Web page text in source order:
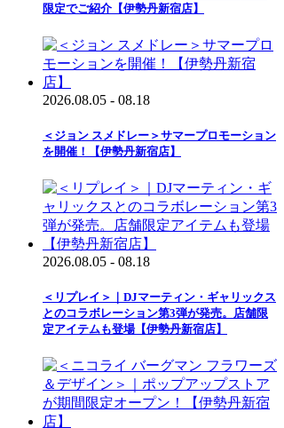
限定でご紹介【伊勢丹新宿店】
2026.08.05 - 08.18
＜ジョン スメドレー＞サマープロモーション
を開催！【伊勢丹新宿店】
2026.08.05 - 08.18
＜リプレイ＞｜DJマーティン・ギャリックス
とのコラボレーション第3弾が発売。店舗限
定アイテムも登場【伊勢丹新宿店】